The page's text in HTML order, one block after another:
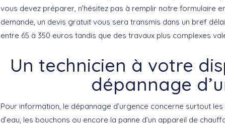
vous devez préparer, n’hésitez pas à remplir notre formulaire
demande, un devis gratuit vous sera transmis dans un bref
entre 65 à 350 euros tandis que des travaux plus complexes
Un technicien à votre
dépannage
Pour information, le dépannage d’urgence concerne surtout
d’eau, les bouchons ou encore la panne d’un appareil de